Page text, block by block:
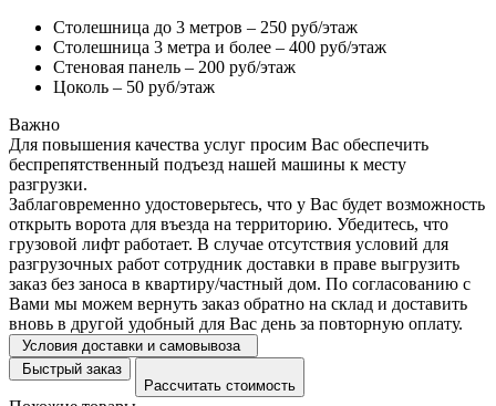
Столешница до 3 метров – 250 руб/этаж
Столешница 3 метра и более – 400 руб/этаж
Стеновая панель – 200 руб/этаж
Цоколь – 50 руб/этаж
Важно
Для повышения качества услуг просим Вас обеспечить
беспрепятственный подъезд нашей машины к месту
разгрузки.
Заблаговременно удостоверьтесь, что у Вас будет возможность
открыть ворота для въезда на территорию. Убедитесь, что
грузовой лифт работает. В случае отсутствия условий для
разгрузочных работ сотрудник доставки в праве выгрузить
заказ без заноса в квартиру/частный дом. По согласованию с
Вами мы можем вернуть заказ обратно на склад и доставить
вновь в другой удобный для Вас день за повторную оплату.
Условия доставки и самовывоза
Быстрый заказ
Рассчитать стоимость